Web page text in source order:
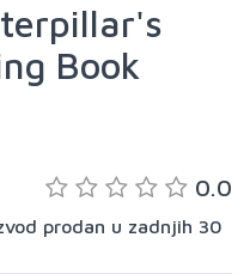
Book
0.0
prodan u zadnjih 30